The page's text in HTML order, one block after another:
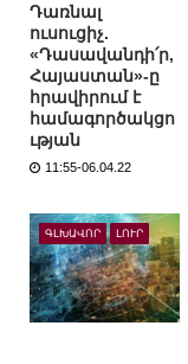
Դառնալ
ուսուցիչ.
«Դասավանդի՛ր,
Հայաստան»-ը
հրավիրում է
համագործակցո
ւթյան
11:55-06.04.22
ԳԼԽԱՎՈՐ ԼՈՒՐ